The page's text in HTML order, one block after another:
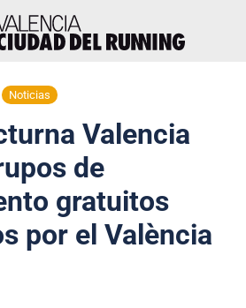
Noticias
Valencia
de
gratuitos
por el València